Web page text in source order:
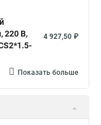
светодиодные
220 В,
4 927,50 ₽
Показать больше